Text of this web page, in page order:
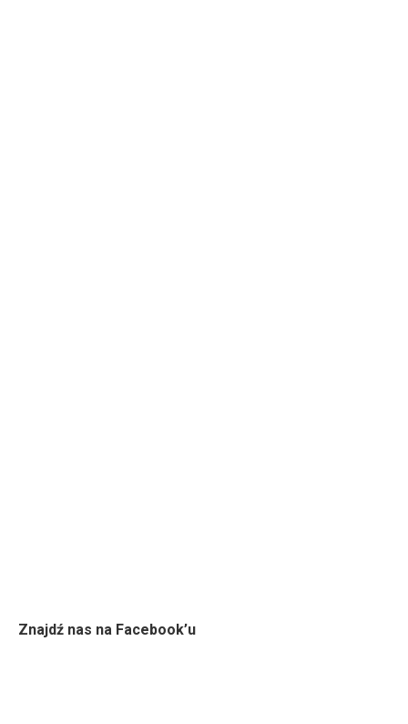
Znajdź nas na Facebook’u